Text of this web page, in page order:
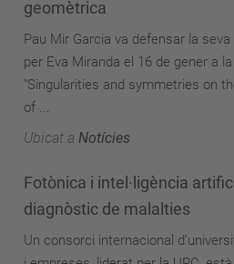
geomètrica
Pau Mir Garcia va defensar la
per Eva Miranda el 16 de gener a
"Singularities and symmetries on
of ...
Ubicat a Notícies
Fotònica i intel·ligència
diagnòstic de malalties
Un consorci internacional